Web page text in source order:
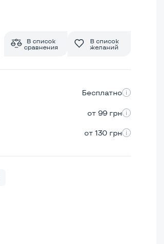
В список
сравнения
В список
желаний
Бесплатно
от 99 грн
от 130 грн